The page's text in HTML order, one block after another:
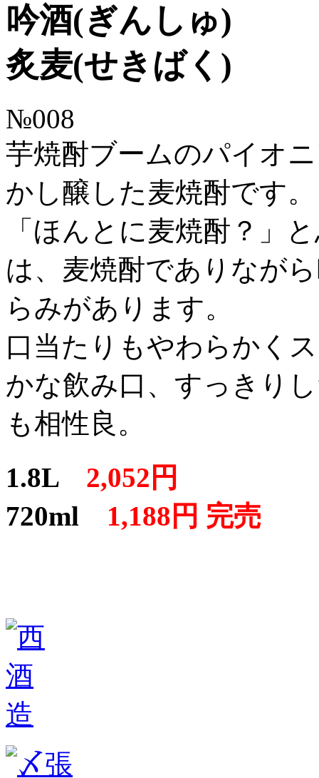
吟酒(ぎんしゅ)
炙麦(せきばく)
№008
芋焼酎ブームのパイオ
かし醸した麦焼酎です。
「ほんとに麦焼酎？」
は、麦焼酎でありなが
らみがあります。
口当たりもやわらかく
かな飲み口、すっきり
も相性良。
1.8L 2,052円
720ml 1,188円 完売